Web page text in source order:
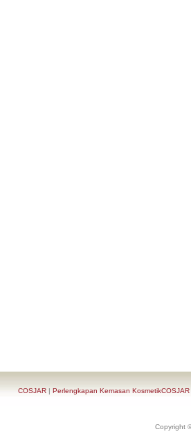
COSJAR| Perlengkapan Kemasan KosmetikCOSJAR
Copyright